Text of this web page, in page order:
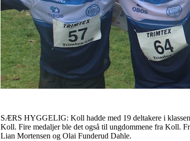
SÆRS HYGGELIG: Koll hadde med 19 deltakere i
Koll. Fire medaljer ble det også til ungdommene fra Koll.
Lian Mortensen og Olai Funderud Dahle.